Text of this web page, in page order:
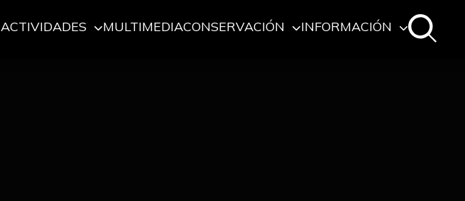
ACTIVIDADES MULTIMEDIACONSERVACIÓN INFORMACIÓN